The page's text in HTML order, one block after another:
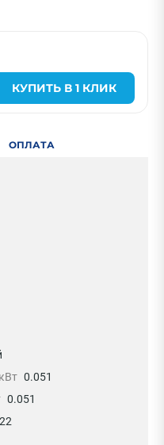
КУПИТЬ В 1 КЛИК
ОПЛАТА
0.051
0.051